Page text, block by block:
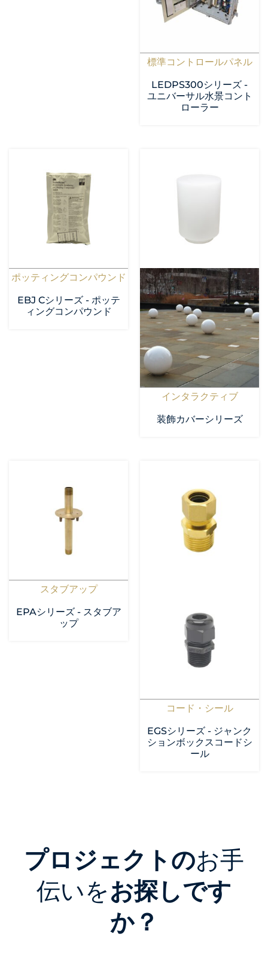
標準コントロールパネル
LEDPS300シリーズ -
ユニバーサル水景コント
ローラー
ポッティングコンパウンド
EBJ Cシリーズ - ポッテ
ィングコンパウンド
インタラクティブ
装飾カバーシリーズ
スタブアップ
EPAシリーズ - スタブア
ップ
コード・シール
EGSシリーズ - ジャンク
ションボックスコードシ
ール
プロジェクトのお手
伝いをお探しです
か？